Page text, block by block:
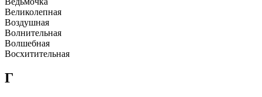
Великолепная
Воздyшная
Волнительная
Волшебная
Восхитительная
Г